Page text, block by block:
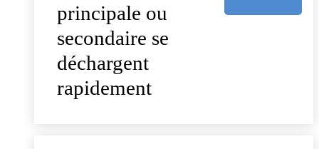
principale ou
secondaire se
déchargent
rapidement